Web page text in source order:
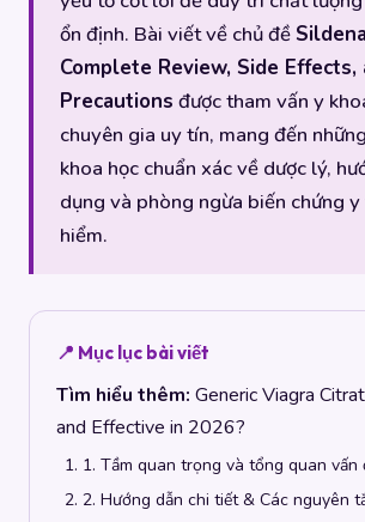
ổn định. Bài viết về chủ đề
Complete Review, Side Effects,
Precautions được tham vấn y
chuyên gia uy tín, mang đến
khoa học chuẩn xác về dược lý,
dụng và phòng ngừa biến chứng
hiểm.
📍 Mục lục bài viết
Tìm hiểu thêm: Generic Viagra
and Effective in 2026?
1. Tầm quan trọng và tổng quan vấn
2. Hướng dẫn chi tiết & Các nguyên